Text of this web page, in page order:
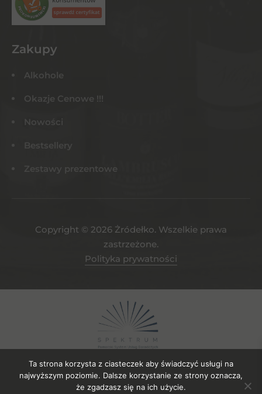
Zakupy
Alkohole
Okazje Cenowe !!!
Nowości
Bestsellery
Zestawy prezentowe
Copyright © 2026 Żródełko. Wszelkie prawa
zastrzeżone.
Polityka prywatności
Ta strona korzysta z ciasteczek aby świadczyć usługi na
najwyższym poziomie. Dalsze korzystanie ze strony oznacza,
że zgadzasz się na ich użycie.